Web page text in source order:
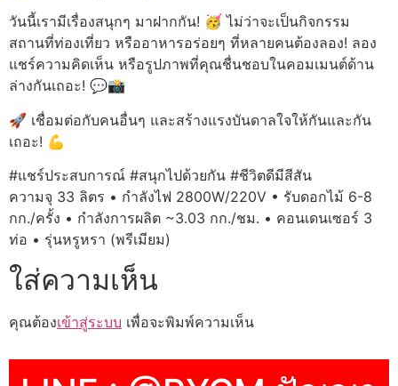
วันนี้เรามีเรื่องสนุกๆ มาฝากกัน! 🥳 ไม่ว่าจะเป็นกิจกรรม
สถานที่ท่องเที่ยว หรืออาหารอร่อยๆ ที่หลายคนต้องลอง! ลอง
แชร์ความคิดเห็น หรือรูปภาพที่คุณชื่นชอบในคอมเมนต์ด้าน
ล่างกันเถอะ! 💬📸
🚀 เชื่อมต่อกับคนอื่นๆ และสร้างแรงบันดาลใจให้กันและกัน
เถอะ! 💪
#แชร์ประสบการณ์ #สนุกไปด้วยกัน #ชีวิตดีมีสีสัน
ความจุ 33 ลิตร • กำลังไฟ 2800W/220V • รับดอกไม้ 6-8
กก./ครั้ง • กำลังการผลิต ~3.03 กก./ชม. • คอนเดนเซอร์ 3
ท่อ • รุ่นหรูหรา (พรีเมียม)
ใส่ความเห็น
คุณต้องเข้าสู่ระบบ เพื่อจะพิมพ์ความเห็น